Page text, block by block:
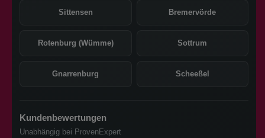
Sittensen Bremervörde
Rotenburg (Wümme) Sottrum
Gnarrenburg Scheeßel
Kundenbewertungen
Unabhängig bei ProvenExpert